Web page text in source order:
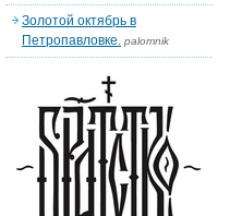
Золотой октябрь в
Петропавловке. palomnik